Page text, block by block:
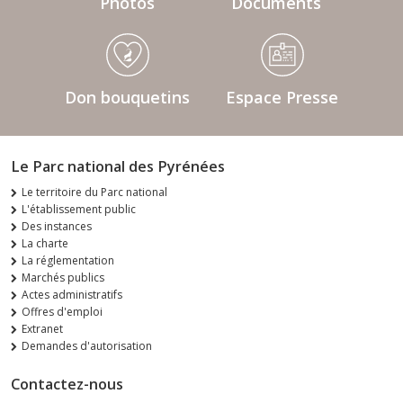
Don bouquetins Espace Presse
Le Parc national des Pyrénées
Le territoire du Parc national
L'établissement public
Des instances
La charte
La réglementation
Marchés publics
Actes administratifs
Offres d'emploi
Extranet
Demandes d'autorisation
Contactez-nous